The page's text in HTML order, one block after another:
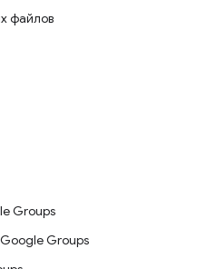
файлов
Groups
Groups